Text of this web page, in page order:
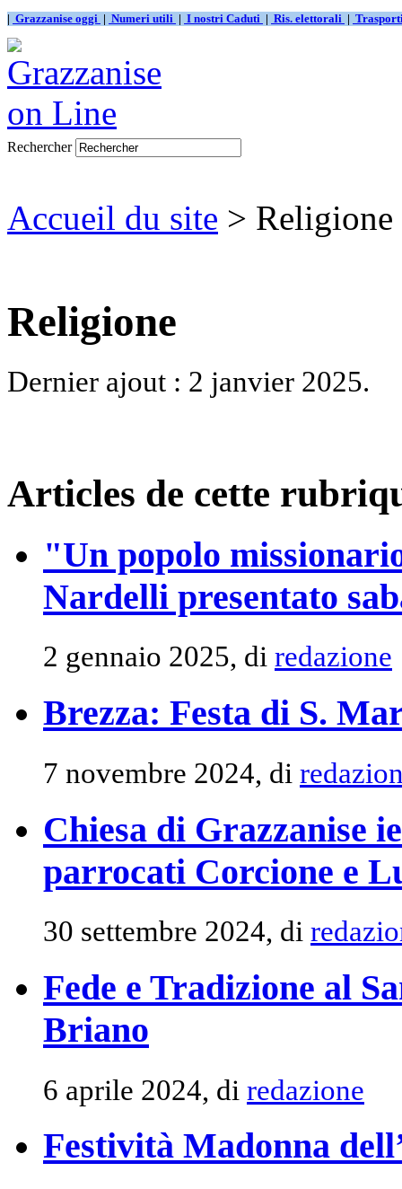
| Grazzanise oggi | Numeri utili | I nostri Caduti | Ris. elettorali |
Rechercher
Accueil du site > Religione
Religione
Dernier ajout : 2 janvier 2025.
Articles de cette
"Un popolo
Nardelli presentato
2 gennaio 2025, di redazione
Brezza: Festa di S.
7 novembre 2024, di
Chiesa di Grazzanise
parrocati Corcione e
30 settembre 2024, di
Fede e Tradizione al
Briano
6 aprile 2024, di redazione
Festività Madonna